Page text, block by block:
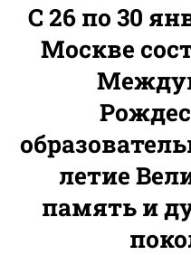
С 26 по 30
Москве
летие
память и